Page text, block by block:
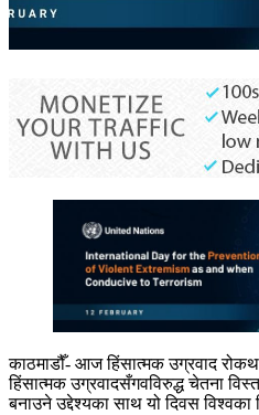
काठमाडौँ- आज हिंसात्मक उग्रवाद
हिंसात्मक उग्रवादसँगवविरुद्ध चेतना
बनाउने उद्देश्यका साथ यो दिवस